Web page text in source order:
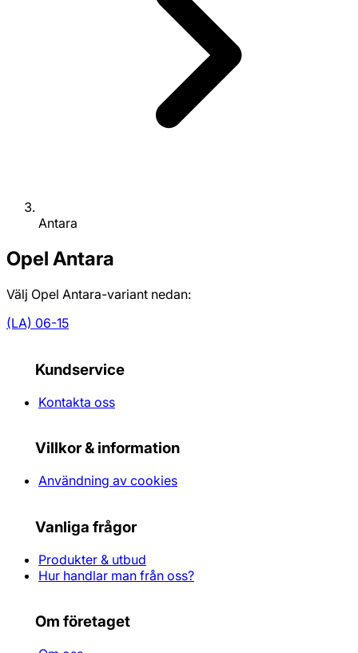
Antara
Opel Antara
Välj Opel Antara-variant nedan:
(LA) 06-15
Kundservice
Kontakta oss
Villkor & information
Användning av cookies
Vanliga frågor
Produkter & utbud
Hur handlar man från oss?
Om företaget